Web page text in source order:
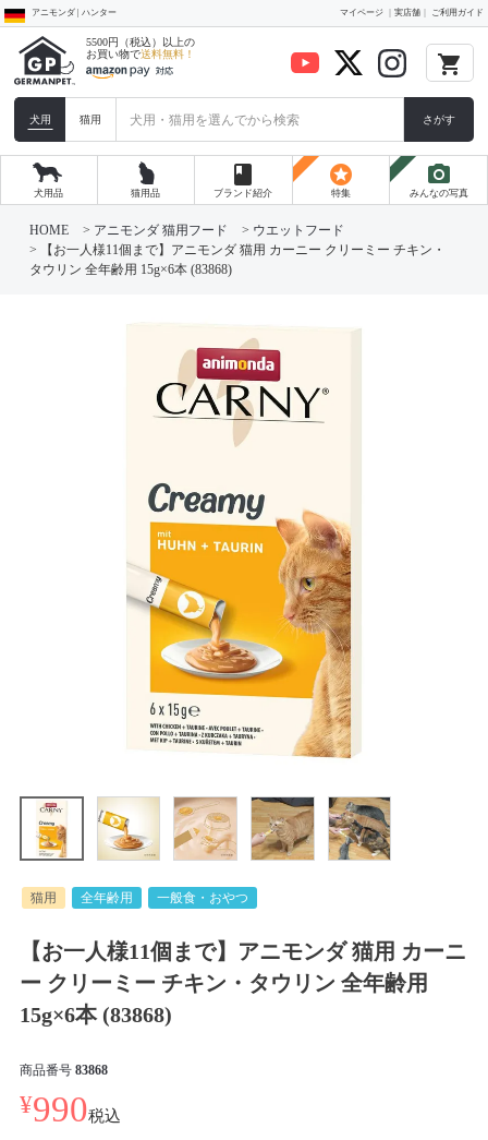
アニモンダ | ハンター マイページ 実店舗 ご利用ガイド
5500円（税込）以上の
お買い物で送料無料！ local_grocery_store
犬用 猫用 さがす
犬用品 猫用品
book
ブランド紹介
stars
特集
photo_camera
みんなの写真
HOME アニモンダ 猫用フード
ウエットフード
【お一人様11個まで】アニモンダ 猫用 カーニー クリーミー チキン・
タウリン 全年齢用 15g×6本 (83868)
猫用 全年齢用 一般食・おやつ
【お一人様11個まで】アニモンダ 猫用 カーニ
ー クリーミー チキン・タウリン 全年齢用
15g×6本 (83868)
商品番号 83868
¥990税込